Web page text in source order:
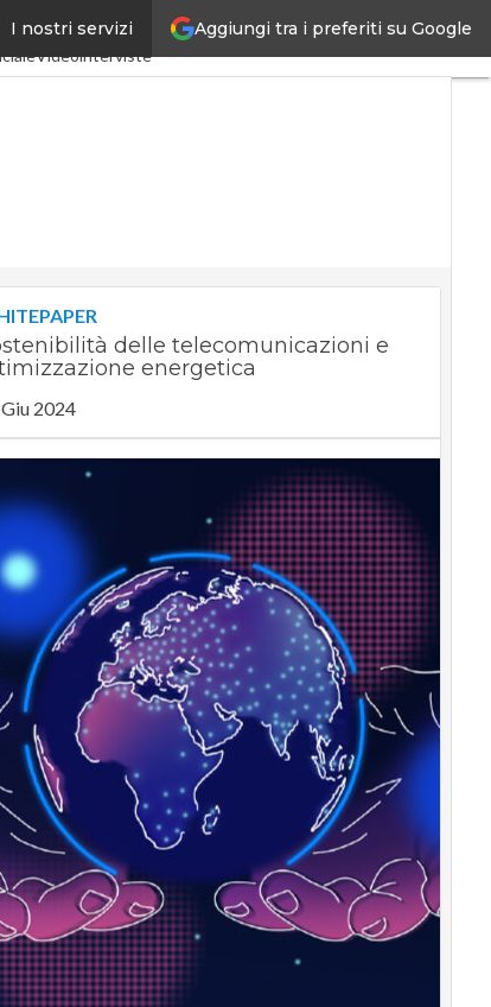
Aggiungi tra i preferiti su Google
I nostri servizi
4.0SpacEconomy
Videointerviste
delle telecomunicazioni e
energetica
2024